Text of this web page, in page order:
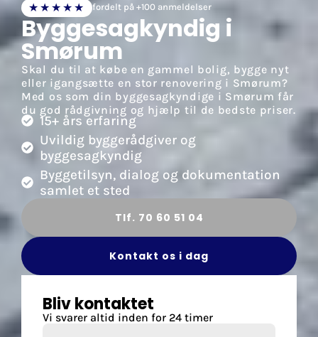
★★★★★ fordelt på +100 anmeldelser
Byggesagkyndig i
Smørum
Skal du til at købe en gammel bolig, bygge nyt
eller igangsætte en stor renovering i Smørum?
Med os som din byggesagkyndige i Smørum får
du god rådgivning og hjælp til de bedste priser.
15+ års erfaring
Uvildig byggerådgiver og
byggesagkyndig
Byggetilsyn, dialog og dokumentation
samlet et sted
Tlf. 70 60 51 04
Kontakt os i dag
Bliv kontaktet
Vi svarer altid inden for 24 timer